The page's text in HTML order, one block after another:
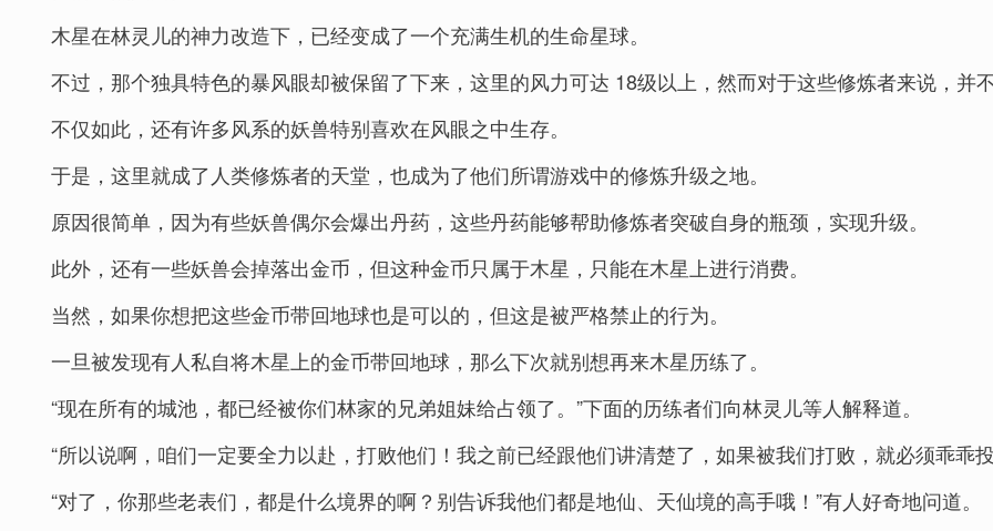
木星在林灵儿的神力改造下，已经变成了一个充满生机的生命星球。
不过，那个独具特色的暴风眼却被保留了下来，这里的风力可达 18级以上，然而对于这些修炼者来说，并
不仅如此，还有许多风系的妖兽特别喜欢在风眼之中生存。
于是，这里就成了人类修炼者的天堂，也成为了他们所谓游戏中的修炼升级之地。
原因很简单，因为有些妖兽偶尔会爆出丹药，这些丹药能够帮助修炼者突破自身的瓶颈，实现升级。
此外，还有一些妖兽会掉落出金币，但这种金币只属于木星，只能在木星上进行消费。
当然，如果你想把这些金币带回地球也是可以的，但这是被严格禁止的行为。
一旦被发现有人私自将木星上的金币带回地球，那么下次就别想再来木星历练了。
“现在所有的城池，都已经被你们林家的兄弟姐妹给占领了。”下面的历练者们向林灵儿等人解释道。
“所以说啊，咱们一定要全力以赴，打败他们！我之前已经跟他们讲清楚了，如果被我们打败，就必须乖乖
“对了，你那些老表们，都是什么境界的啊？别告诉我他们都是地仙、天仙境的高手哦！”有人好奇地问道。